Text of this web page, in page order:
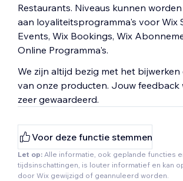
Restaurants. Niveaus kunnen
aan loyaliteitsprogramma's voor Wix
Events, Wix Bookings, Wix
Online Programma's.
We zijn altijd bezig met het
van onze producten. Jouw feedback
zeer gewaardeerd.
Voor deze functie stemmen
Let op: Alle informatie, ook geplande functies
tijdsinschattingen, is louter informatief en kan
door Wix gewijzigd of geannuleerd worden.